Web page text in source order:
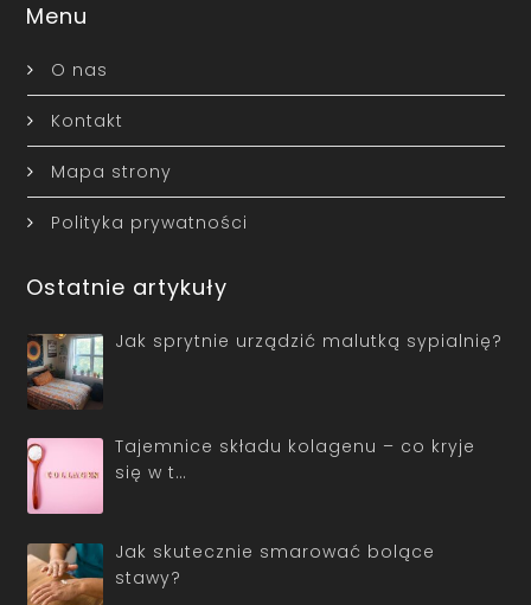
Menu
O nas
Kontakt
Mapa strony
Polityka prywatności
Ostatnie artykuły
Jak sprytnie urządzić malutką sypialnię?
Tajemnice składu kolagenu – co kryje
się w t…
Jak skutecznie smarować bolące
stawy?